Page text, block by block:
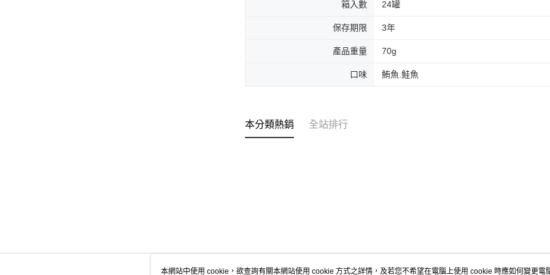
箱入數 24罐
保存期限 3年
產品重量 70g
口味 鮪魚.鮭魚
本分類熱銷 全站排行
本網站中使用 cookie，欲查詢有關本網站使用 cookie 方式之詳情，及若您不希望在電腦上使用 cookie 時應如何變更電